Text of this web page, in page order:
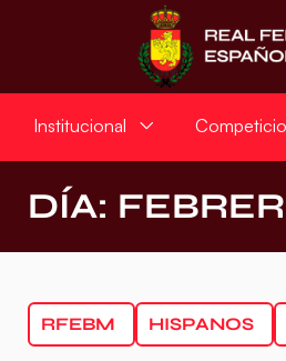
Institucional
DÍA:
RFEBM HISPANOS